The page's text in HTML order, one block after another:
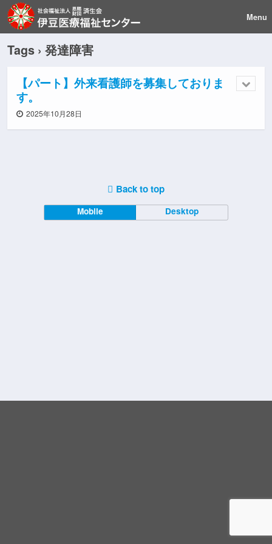
Menu
Tags › 発達障害
【パート】外来看護師を募集しておりま
す。
2025年10月28日
Back to top
Mobile Desktop